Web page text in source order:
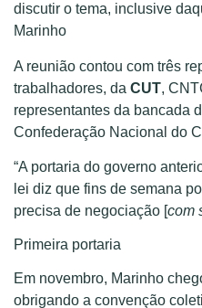
discutir o tema, inclusive
Marinho
A reunião contou com três
trabalhadores, da CUT,
representantes da bancada
Confederação Nacional do
“A portaria do governo
lei diz que fins de semana
precisa de negociação [com
Primeira portaria
Em novembro, Marinho
obrigando a convenção